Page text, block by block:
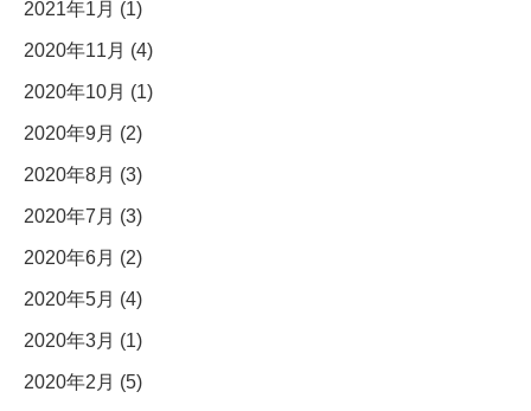
2021年1月 (1)
2020年11月 (4)
2020年10月 (1)
2020年9月 (2)
2020年8月 (3)
2020年7月 (3)
2020年6月 (2)
2020年5月 (4)
2020年3月 (1)
2020年2月 (5)